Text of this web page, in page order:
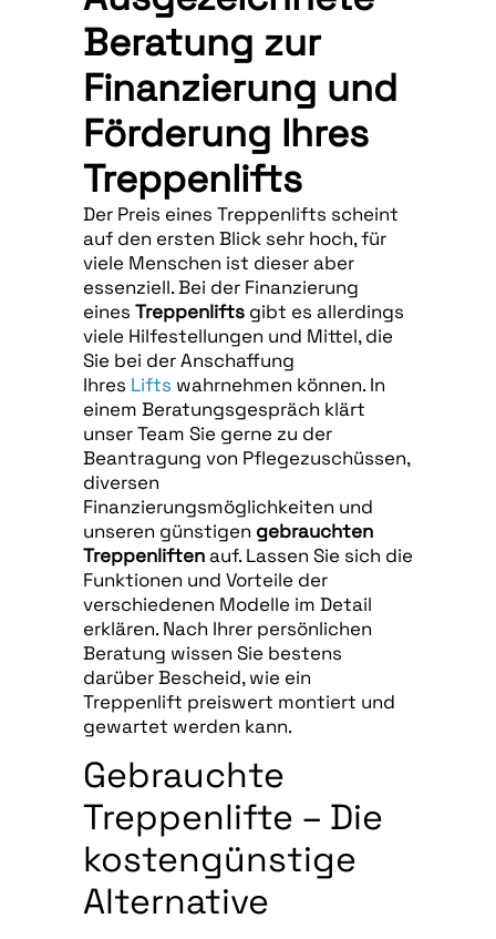
Beratung zur
Finanzierung und
Förderung Ihres
Treppenlifts
Der Preis eines Treppenlifts scheint
auf den ersten Blick sehr hoch, für
viele Menschen ist dieser aber
essenziell. Bei der Finanzierung
eines Treppenliftsgibt es allerdings
viele Hilfestellungen und Mittel, die
Sie bei der Anschaffung
Ihres Lifts wahrnehmen können. In
einem Beratungsgespräch klärt
unser Team Sie gerne zu der
Beantragung von Pflegezuschüssen,
diversen
Finanzierungsmöglichkeiten und
unseren günstigen gebrauchten
Treppenliftenauf. Lassen Sie sich die
Funktionen und Vorteile der
verschiedenen Modelle im Detail
erklären. Nach Ihrer persönlichen
Beratung wissen Sie bestens
darüber Bescheid, wie ein
Treppenlift preiswert montiert und
gewartet werden kann.
Gebrauchte
Treppenlifte – Die
kostengünstige
Alternative